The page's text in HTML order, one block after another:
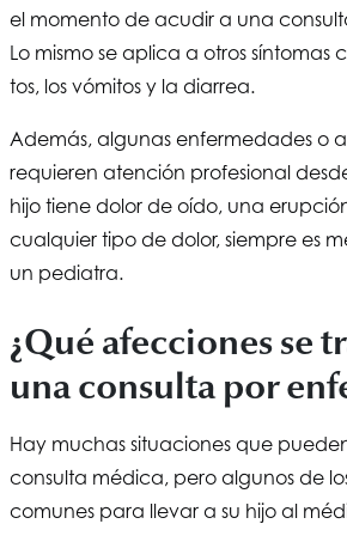
el momento de acudir a una
Lo mismo se aplica a otros síntomas
tos, los vómitos y la diarrea.
Además, algunas enfermedades o
requieren atención profesional
hijo tiene dolor de oído, una
cualquier tipo de dolor, siempre es
un pediatra.
¿Qué afecciones se
una consulta por
Hay muchas situaciones que
consulta médica, pero algunos de
comunes para llevar a su hijo al